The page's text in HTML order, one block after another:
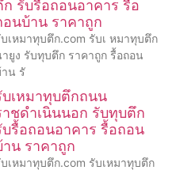
ก รับรื้อถอนอาคาร รื้อ
อนบ้าน ราคาถูก
เหมาทุบตึก.com รับเ หมาทุบตึก
ยูง รับทุบตึก ราคาถูก รื้อถอน
น รั
บเหมาทุบตึกถนน
าชดำเนินนอก รับทุบตึก
บรื้อถอนอาคาร รื้อถอน
าน ราคาถูก
เหมาทุบตึก.com รับเหมาทุบตึก